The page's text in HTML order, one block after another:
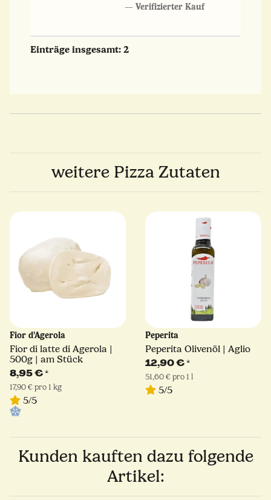
Verifizierter Kauf
Einträge insgesamt: 2
weitere Pizza Zutaten
Fior d'Agerola
Fior di latte di Agerola |
500g | am Stück
8,95 €*
17,90 € pro 1 kg
5/5
Peperita
Peperita Olivenöl | Aglio
12,90 €*
51,60 € pro 1 l
5/5
Kunden kauften dazu folgende
Artikel: